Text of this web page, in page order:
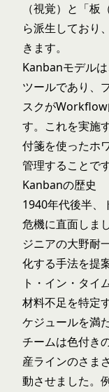
（視覚）と「
ら派生しており
きます。
Kanbanモデル
ツールであり、
スクがWorkflow
す。これを実施
付箋を使ったホ
管理することです
Kanbanの歴史
1940年代後半、
危機に直面しま
ジニアの大野耐
化する手法を提
ト・イン・タイ
材料不足を特定
ケジュールを満
チームは色付き
産ラインのさま
動させました。